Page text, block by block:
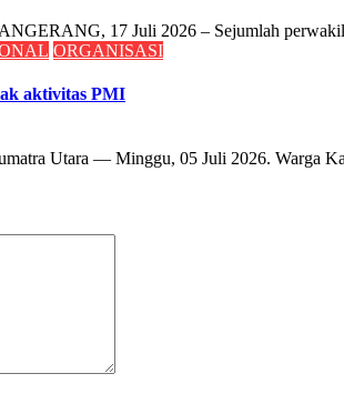
17 Juli 2026 – Sejumlah
ORGANISASI
aktivitas PMI
Utara –– Minggu, 05 Juli 2026. Warga